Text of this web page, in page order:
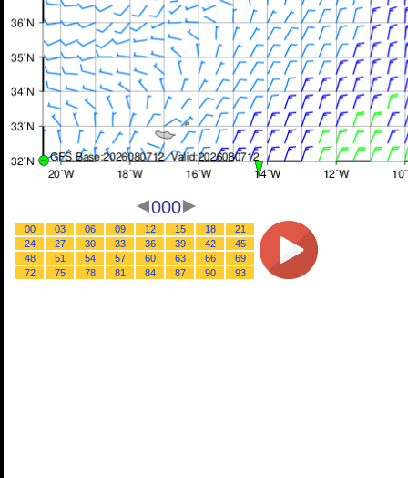
000
00 03 06 09 12 15 18
21
24
27 30 33 36 39 42
45
48
51 54 57 60 63 66
69
72
75 78 81 84 87 90 93